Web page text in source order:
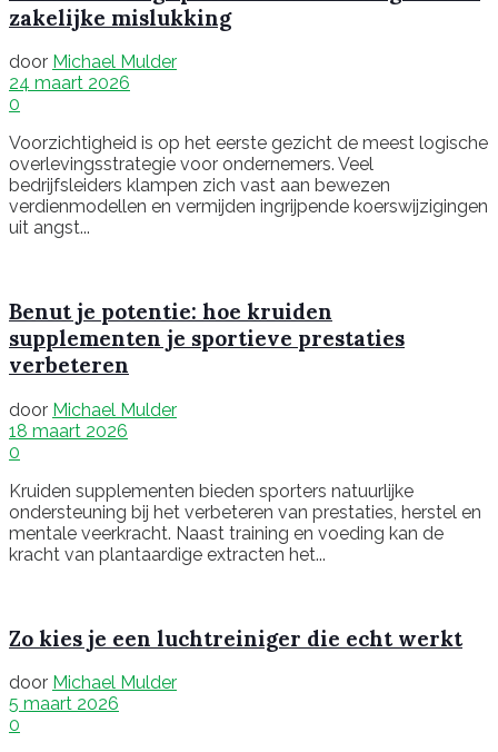
zakelijke mislukking
door Michael Mulder
24 maart 2026
0
Voorzichtigheid is op het eerste gezicht de meest logische
overlevingsstrategie voor ondernemers. Veel
bedrijfsleiders klampen zich vast aan bewezen
verdienmodellen en vermijden ingrijpende koerswijzigingen
uit angst...
Benut je potentie: hoe kruiden
supplementen je sportieve prestaties
verbeteren
door Michael Mulder
18 maart 2026
0
Kruiden supplementen bieden sporters natuurlijke
ondersteuning bij het verbeteren van prestaties, herstel en
mentale veerkracht. Naast training en voeding kan de
kracht van plantaardige extracten het...
Zo kies je een luchtreiniger die echt werkt
door Michael Mulder
5 maart 2026
0